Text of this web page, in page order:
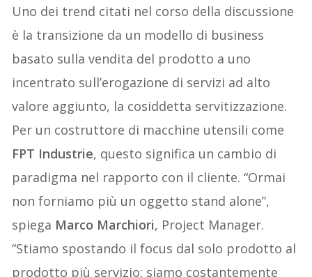
Uno dei trend citati nel corso della discussione
è la transizione da un modello di business
basato sulla vendita del prodotto a uno
incentrato sull’erogazione di servizi ad alto
valore aggiunto, la cosiddetta servitizzazione.
Per un costruttore di macchine utensili come
FPT Industrie, questo significa un cambio di
paradigma nel rapporto con il cliente. “Ormai
non forniamo più un oggetto stand alone”,
spiega Marco Marchiori, Project Manager.
“Stiamo spostando il focus dal solo prodotto al
prodotto più servizio: siamo costantemente